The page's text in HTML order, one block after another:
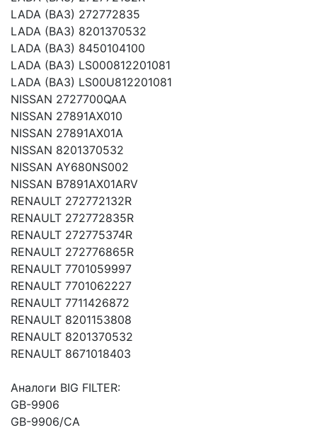
LADA (ВАЗ) 272772835
LADA (ВАЗ) 8201370532
LADA (ВАЗ) 8450104100
LADA (ВАЗ) LS000812201081
LADA (ВАЗ) LS00U812201081
NISSAN 2727700QAA
NISSAN 27891AX010
NISSAN 27891AX01A
NISSAN 8201370532
NISSAN AY680NS002
NISSAN B7891AX01ARV
RENAULT 272772132R
RENAULT 272772835R
RENAULT 272775374R
RENAULT 272776865R
RENAULT 7701059997
RENAULT 7701062227
RENAULT 7711426872
RENAULT 8201153808
RENAULT 8201370532
RENAULT 8671018403
Аналоги BIG FILTER:
GB-9906
GB-9906/CA